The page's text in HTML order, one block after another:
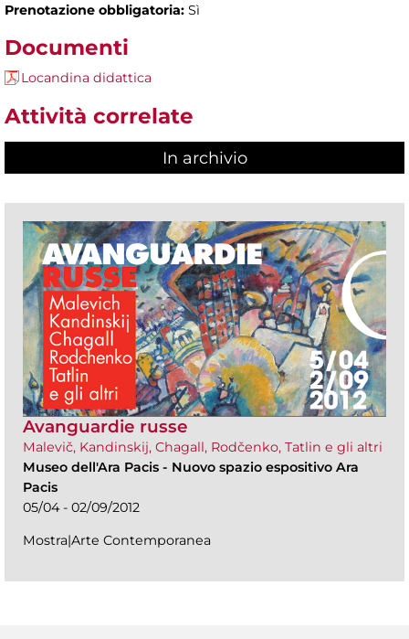
Prenotazione obbligatoria: Sì
Documenti
Locandina didattica
Attività correlate
In archivio
Avanguardie russe
Malevič, Kandinskij, Chagall, Rodčenko, Tatlin e gli altri
Museo dell'Ara Pacis - Nuovo spazio espositivo Ara
Pacis
05/04 - 02/09/2012
Mostra|Arte Contemporanea